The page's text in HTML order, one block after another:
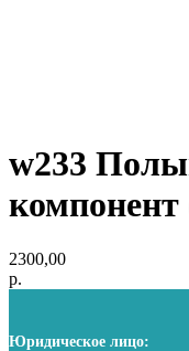
w233
2300,00
р.
Юридическое лицо: